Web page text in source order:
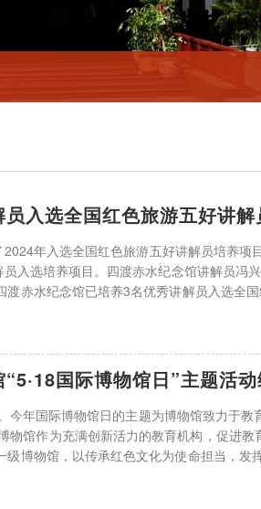
入选全国红色旅游五好讲解
年入选全国红色旅游五好讲解员培养项
入选培养项目。四渡赤水纪念馆讲解员冯
赤水纪念馆已培养3名优秀讲解员入选全
国际博物馆日”主题活
今年国际博物馆日的主题为博物馆致力于
物馆作为充满创新活力的教育机构，促进教
博物馆，以传承红色文化为使命担当，发